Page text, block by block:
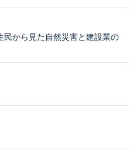
民から見た自然災害と建設業の